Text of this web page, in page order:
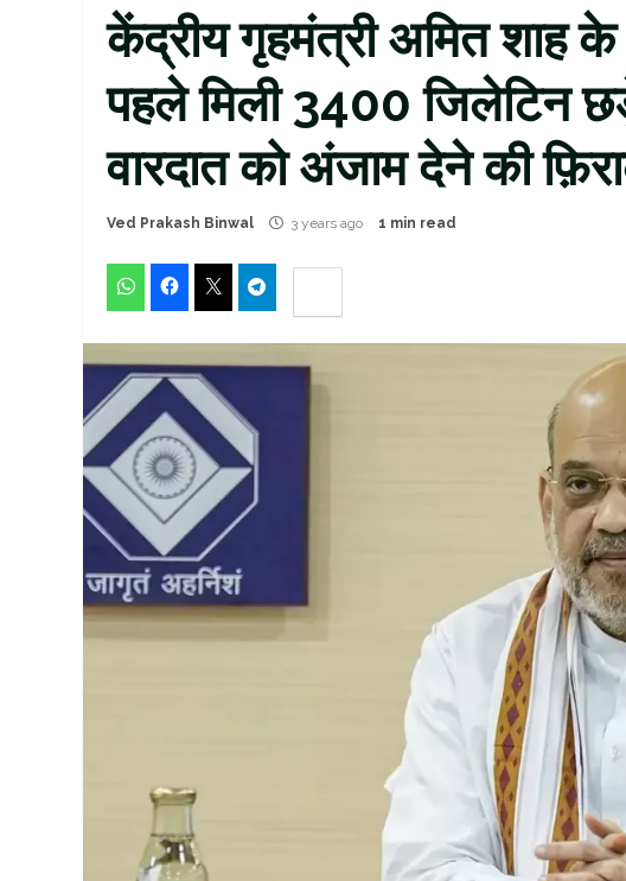
केंद्रीय गृहमंत्री अमित शाह के
पहले मिली 3400 जिलेटिन
वारदात को अंजाम देने की
Ved Prakash Binwal 3 years ago 1 min read